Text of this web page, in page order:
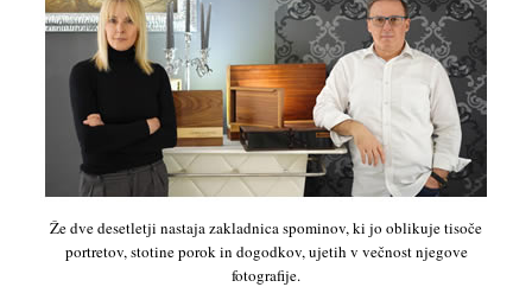
Že dve desetletji nastaja zakladnica spominov, ki jo oblikuje tisoče
portretov, stotine porok in dogodkov, ujetih v večnost njegove
fotografije.